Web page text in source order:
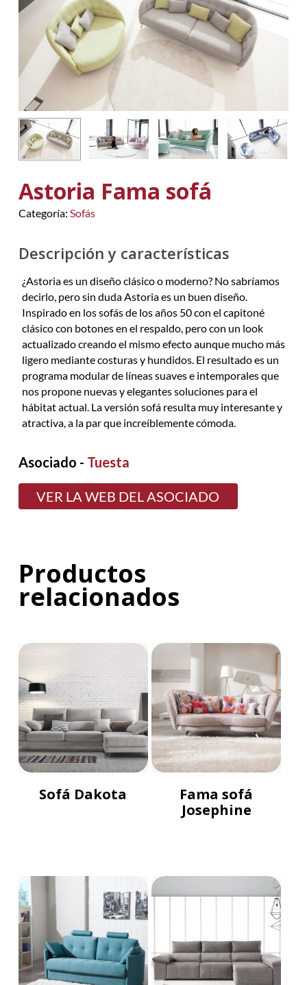
Astoria Fama sofá
Categoría: Sofás
Descripción y características
¿Astoria es un diseño clásico o moderno? No sabríamos
decirlo, pero sin duda Astoria es un buen diseño.
Inspirado en los sofás de los años 50 con el capitoné
clásico con botones en el respaldo, pero con un look
actualizado creando el mismo efecto aunque mucho más
ligero mediante costuras y hundidos. El resultado es un
programa modular de líneas suaves e intemporales que
nos propone nuevas y elegantes soluciones para el
hábitat actual. La versión sofá resulta muy interesante y
atractiva, a la par que increíblemente cómoda.
Asociado - Tuesta
VER LA WEB DEL ASOCIADO
Productos
relacionados
Sofá Dakota
Fama sofá
Josephine